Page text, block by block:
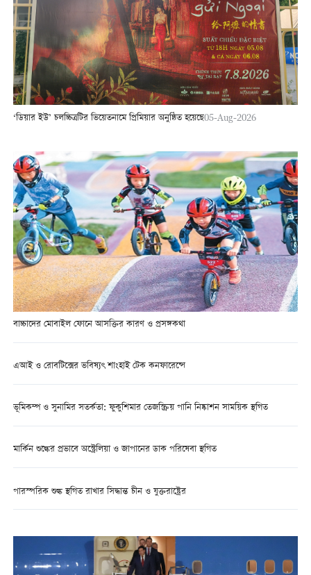
‘ডিয়ার ইউ’ চলচ্চিত্রটির ভিয়েতনামে প্রিমিয়ার অনুষ্ঠিত হয়েছে05-Aug-2026
বাচ্চাদের মোবাইল ফোনে আসক্তির কারণ ও প্রসঙ্গকথা
এআই ও রোবটিক্সের ভবিষ্যৎ শাংহাই টেক কনফারেন্সে
ভূমিকম্প ও সুনামির সতর্কতা: ফুকুশিমার তেজস্ক্রিয় পানি নিষ্কাশন সাময়িক স্থগিত
মার্কিন শুল্কের প্রভাবে অস্ট্রেলিয়া ও জাপানের ডাক পরিষেবা স্থগিত
পারস্পরিক শুল্ক স্থগিত রাখার সিদ্ধান্ত চীন ও যুক্তরাষ্ট্রের